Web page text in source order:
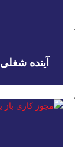
آینده شغلی